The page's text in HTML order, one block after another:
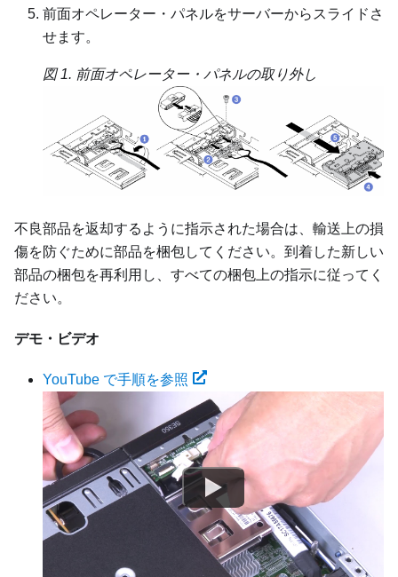
前面オペレーター・パネルをサーバーからスライドさ
せます。
図 1. 前面オペレーター・パネルの取り外し
不良部品を返却するように指示された場合は、輸送上の損
傷を防ぐために部品を梱包してください。到着した新しい
部品の梱包を再利用し、すべての梱包上の指示に従ってく
ださい。
デモ・ビデオ
YouTube で手順を参照